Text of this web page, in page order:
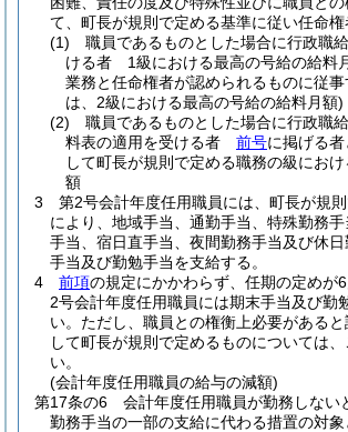
て、町長が規則で定める基準に従い任命権
(1)
職員であるものとした場合に行政職
ける者 1級における最高の号給の給料
業務と任命権者が認められるものに従
は、2級における最高の号給の給料月額)
(2)
職員であるものとした場合に行政職
料表の適用を受ける者 前号に掲げる
して町長が規則で定める職務の級にお
額
3
第2号会計年度任用職員には、町長が規
により、地域手当、通勤手当、特殊勤務
手当、宿日直手当、夜間勤務手当及び休
手当及び勤勉手当を支給する。
4
前項の規定にかかわらず、任期の定めが
2号会計年度任用職員には期末手当及び勤
い。 ただし、職員との権衡上必要があると
して町長が規則で定めるものについては
い。
(会計年度任用職員の給与の減額)
第17条の6
会計年度任用職員が勤務しない
勤務手当の一部の支給に代わる措置の対